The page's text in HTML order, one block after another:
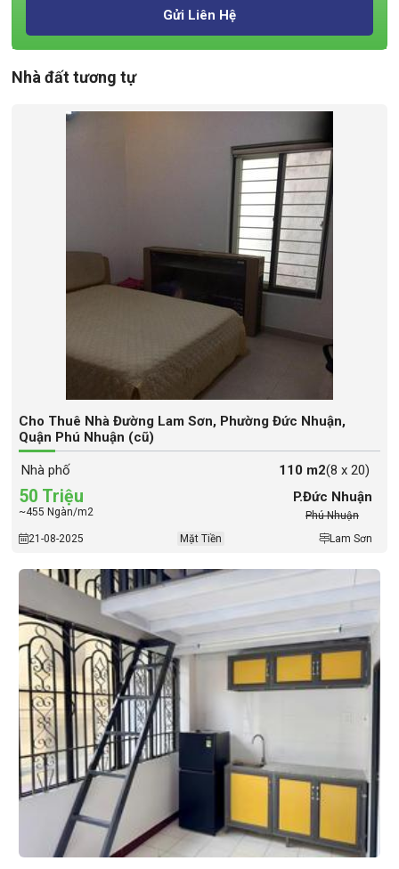
Gửi Liên Hệ
Nhà đất tương tự
Cho Thuê Nhà Đường Lam Sơn, Phường Đức Nhuận,
Quận Phú Nhuận (cũ)
Nhà phố 110 m2(8 x 20)
50 Triệu
~455 Ngàn/m2
P.Đức Nhuận
Phú Nhuận
21-08-2025
Mặt Tiền Lam Sơn